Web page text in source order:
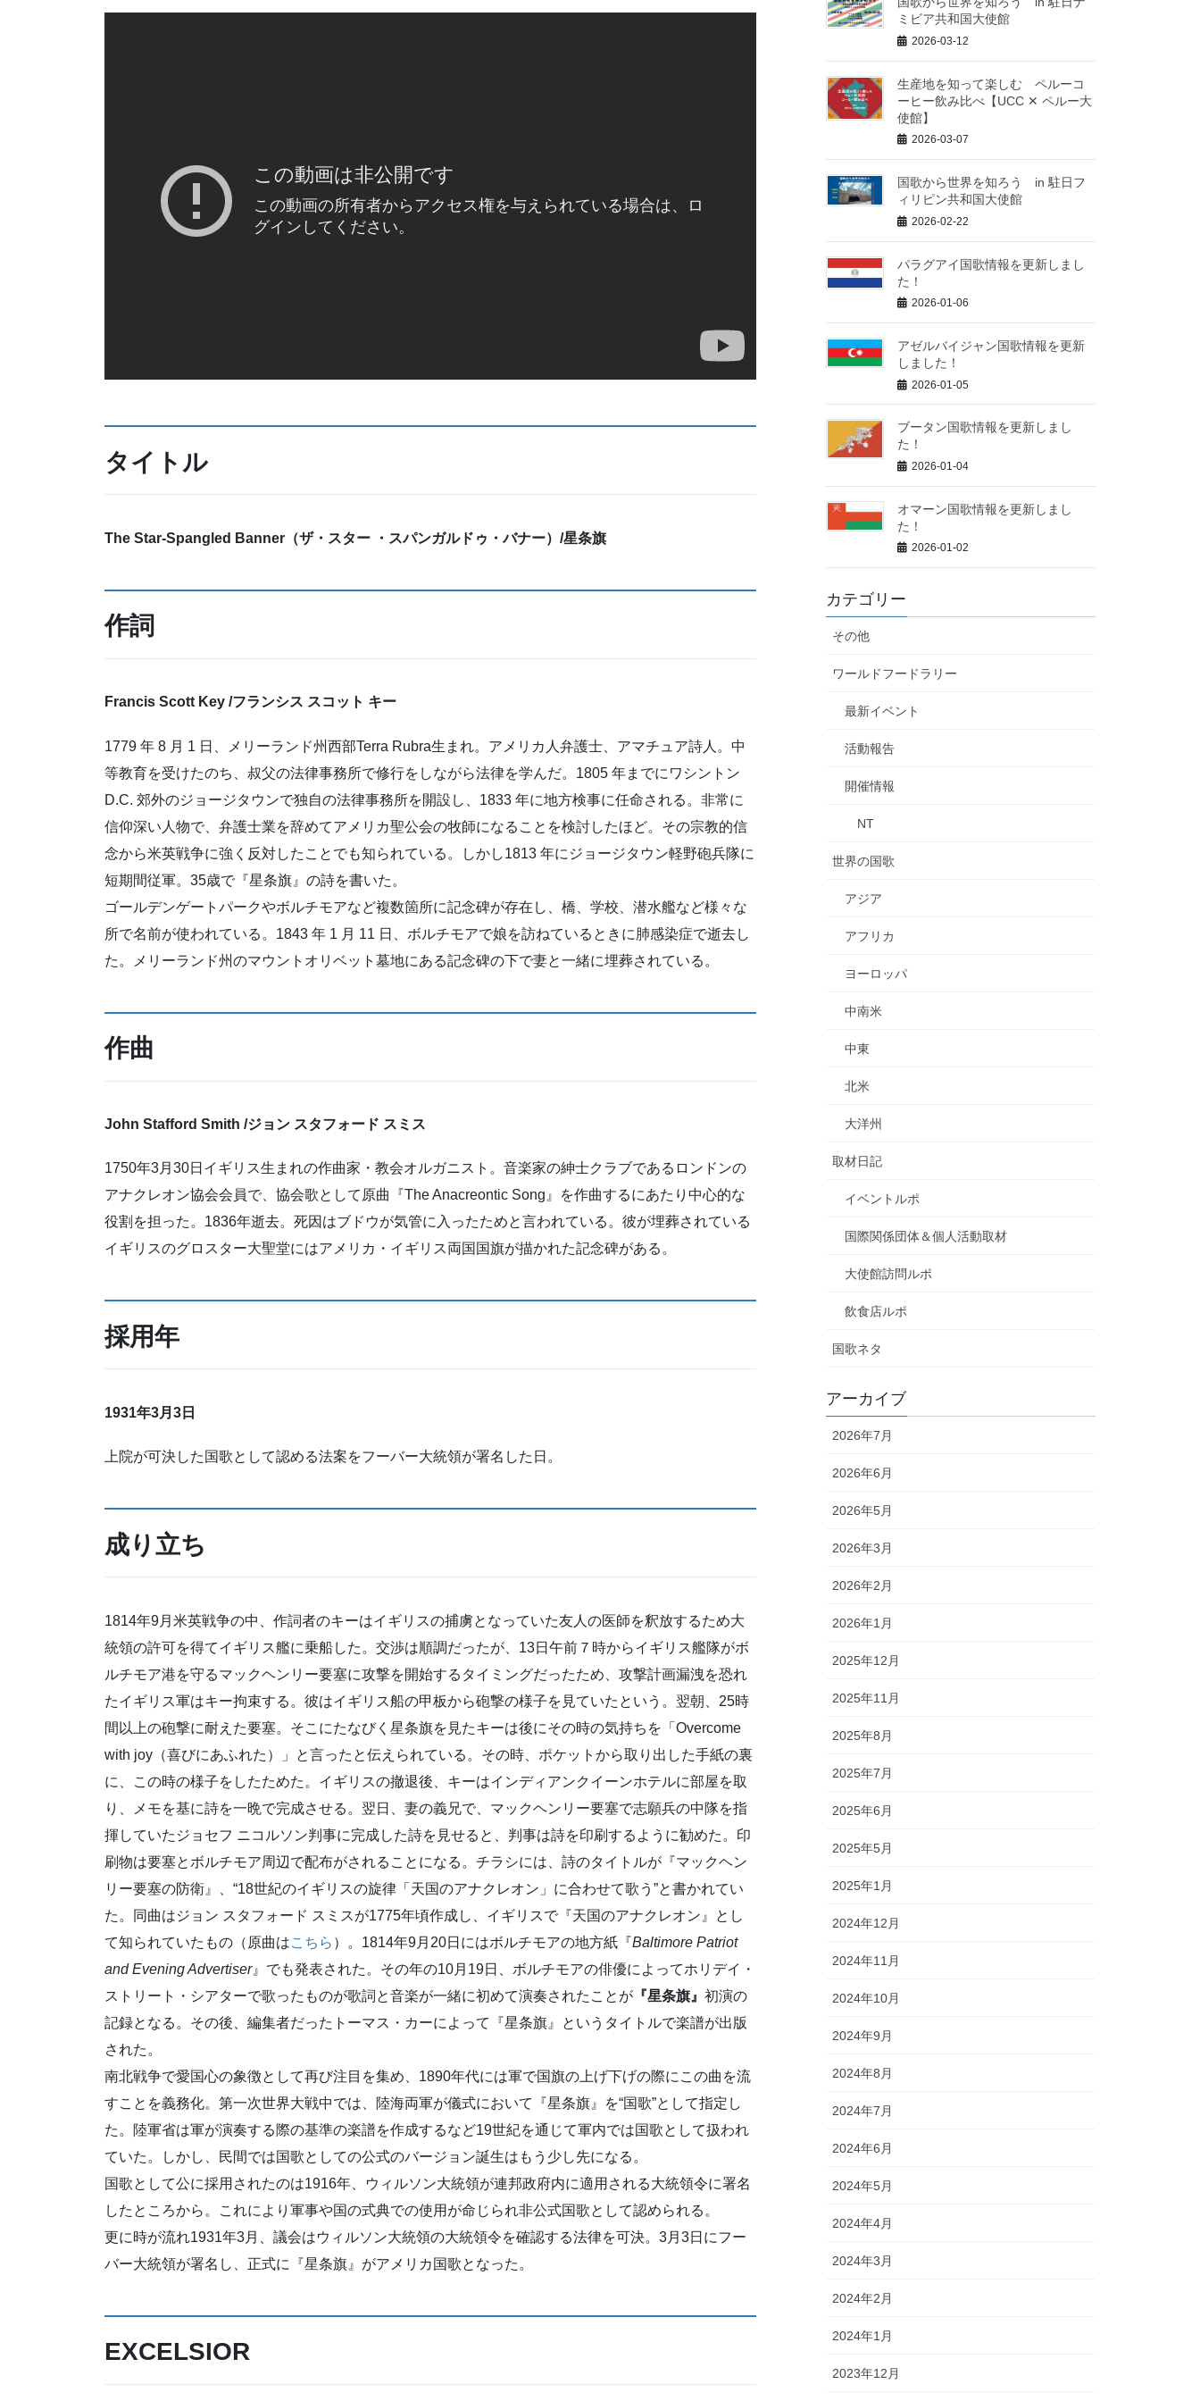
タイトル
The Star-Spangled Banner （ザ・ スター ・スパンガルドゥ・バナー）/星条旗
作詞
Francis Scott Key /フランシス スコット キー
1779 年 8 月 1 日、メリーランド州西部Terra Rubra生まれ。アメリカ人弁護士、アマチュア詩人。中
等教育を受けたのち、叔父の法律事務所で修行をしながら法律を学んだ。1805 年までにワシントン
D.C. 郊外のジョージタウンで独自の法律事務所を開設し、1833 年に地方検事に任命される。非常に
信仰深い人物で、弁護士業を辞めてアメリカ聖公会の牧師になることを検討したほど。その宗教的信
念から米英戦争に強く反対したことでも知られている。しかし1813 年にジョージタウン軽野砲兵隊に
短期間従軍。35歳で『星条旗』の詩を書いた。
ゴールデンゲートパークやボルチモアなど複数箇所に記念碑が存在し、橋、学校、潜水艦など様々な
所で名前が使われている。1843 年 1 月 11 日、ボルチモアで娘を訪ねているときに肺感染症で逝去し
た。メリーランド州のマウントオリベット墓地にある記念碑の下で妻と一緒に埋葬されている。
作曲
John Stafford Smith /ジョン スタフォード スミス
1750年3月30日イギリス生まれの作曲家・教会オルガニスト。音楽家の紳士クラブであるロンドンの
アナクレオン協会会員で、協会歌として原曲『The Anacreontic Song』を作曲するにあたり中心的な
役割を担った。1836年逝去。死因はブドウが気管に入ったためと言われている。彼が埋葬されている
イギリスのグロスター大聖堂にはアメリカ・イギリス両国国旗が描かれた記念碑がある。
採用年
1931年3月3日
上院が可決した国歌として認める法案をフーバー大統領が署名した日。
成り立ち
1814年9月米英戦争の中、作詞者のキーはイギリスの捕虜となっていた友人の医師を釈放するため大
統領の許可を得てイギリス艦に乗船した。交渉は順調だったが、13日午前７時からイギリス艦隊がボ
ルチモア港を守るマックヘンリー要塞に攻撃を開始するタイミングだったため、攻撃計画漏洩を恐れ
たイギリス軍はキー拘束する。彼はイギリス船の甲板から砲撃の様子を見ていたという。翌朝、25時
間以上の砲撃に耐えた要塞。そこにたなびく星条旗を見たキーは後にその時の気持ちを「Overcome
with joy（喜びにあふれた）」と言ったと伝えられている。その時、ポケットから取り出した手紙の裏
に、この時の様子をしたためた。イギリスの撤退後、キーはインディアンクイーンホテルに部屋を取
り、メモを基に詩を一晩で完成させる。翌日、妻の義兄で、マックヘンリー要塞で志願兵の中隊を指
揮していたジョセフ ニコルソン判事に完成した詩を見せると、判事は詩を印刷するように勧めた。印
刷物は要塞とボルチモア周辺で配布がされることになる。チラシには、詩のタイトルが『マックヘン
リー要塞の防衛』、“18世紀のイギリスの旋律「天国のアナクレオン」に合わせて歌う”と書かれてい
た。同曲はジョン スタフォード スミスが1775年頃作成し、イギリスで『天国のアナクレオン』とし
て知られていたもの（原曲はこちら ）。1814年9月20日にはボルチモアの地方紙『Baltimore Patriot
and Evening Advertiser』でも発表された。その年の10月19日、ボルチモアの俳優によってホリデイ・
ストリート・シアターで歌ったものが歌詞と音楽が一緒に初めて演奏されたことが 『星条旗』 初演の
記録となる。その後、編集者だったトーマス・カーによって『星条旗』というタイトルで楽譜が出版
された。
南北戦争で愛国心の象徴として再び注目を集め、1890年代には軍で国旗の上げ下げの際にこの曲を流
すことを義務化。第一次世界大戦中では、陸海両軍が儀式において『星条旗』を“国歌”として指定し
た。陸軍省は軍が演奏する際の基準の楽譜を作成するなど19世紀を通じて軍内では国歌として扱われ
ていた。しかし、民間では国歌としての公式のバージョン誕生はもう少し先になる。
国歌として公に採用されたのは1916年、ウィルソン大統領が連邦政府内に適用される大統領令に署名
したところから。これにより軍事や国の式典での使用が命じられ非公式国歌として認められる。
更に時が流れ1931年3月、議会はウィルソン大統領の大統領令を確認する法律を可決。3月3日にフー
バー大統領が署名し、正式に『星条旗』がアメリカ国歌となった。
EXCELSIOR
ミビア共和国大使館
2026-03-12
生産地を知って楽しむ ペルーコ
ーヒー飲み比べ【UCC ✕ ペルー大
使館】
2026-03-07
国歌から世界を知ろう in 駐日フ
ィリピン共和国大使館
2026-02-22
パラグアイ国歌情報を更新しまし
た！
2026-01-06
アゼルバイジャン国歌情報を更新
しました！
2026-01-05
ブータン国歌情報を更新しまし
た！
2026-01-04
オマーン国歌情報を更新しまし
た！
2026-01-02
カテゴリー
その他
ワールドフードラリー
最新イベント
活動報告
開催情報
NT
世界の国歌
アジア
アフリカ
ヨーロッパ
中南米
中東
北米
大洋州
取材日記
イベントルポ
国際関係団体＆個人活動取材
大使館訪問ルポ
飲食店ルポ
国歌ネタ
アーカイブ
2026年7月
2026年6月
2026年5月
2026年3月
2026年2月
2026年1月
2025年12月
2025年11月
2025年8月
2025年7月
2025年6月
2025年5月
2025年1月
2024年12月
2024年11月
2024年10月
2024年9月
2024年8月
2024年7月
2024年6月
2024年5月
2024年4月
2024年3月
2024年2月
2024年1月
2023年12月